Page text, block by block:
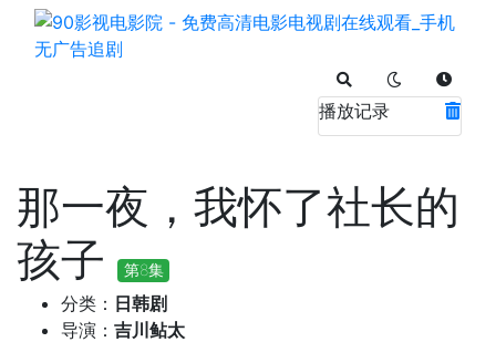
播放记录
那一夜，我怀了社长的
孩子
第8集
分类： 日韩剧
导演： 吉川鲇太